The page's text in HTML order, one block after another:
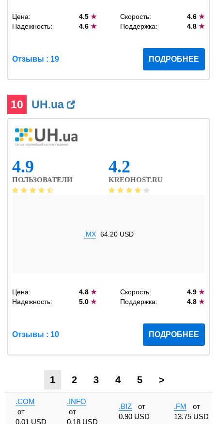
Цена: 4.5★ Скорость: 4.6 ★
Надежность:
4.6★ Поддержка: 4.8 ★
Отзывы : 19 ПОДРОБНЕЕ
10 UH.ua
4.9
ПОЛЬЗОВАТЕЛИ
4.2
KREOHOST.RU
.MX 64.20 USD
Цена: 4.8★ Скорость: 4.9 ★
Надежность:
5.0★ Поддержка: 4.8 ★
Отзывы : 10 ПОДРОБНЕЕ
1 2 3 4 5 >
.COM
от
0.01 USD
.INFO
от
0.18 USD
.BIZ
от
0.90 USD
.FM
от
13.75 USD